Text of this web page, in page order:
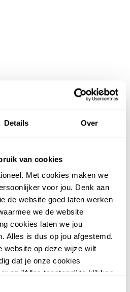
Details Over
van cookies
Met cookies maken we
voor jou. Denk aan
de website goed laten werken
we de website
cookies laten we jou
Alles is dus op jou afgestemd.
website op deze wijze wilt
dat je onze cookies
op "Alles toestaan" te klikken.